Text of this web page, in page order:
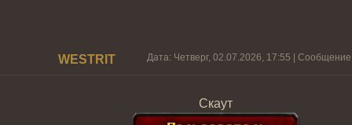
WESTRIT Дата: Четверг, 02.07.2026, 17:55 |
Скаут